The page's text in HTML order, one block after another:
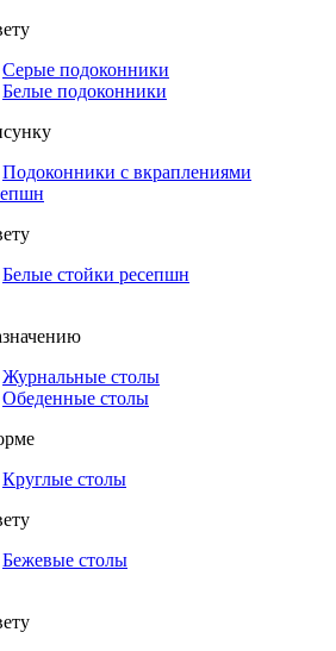
Серые подоконники
Белые подоконники
Подоконники с вкраплениями
Белые стойки ресепшн
Журнальные столы
Обеденные столы
Круглые столы
Бежевые столы